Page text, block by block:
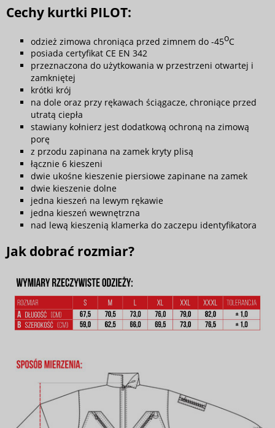
Cechy kurtki PILOT:
odzież zimowa chroniąca przed zimnem do -45oC
posiada certyfikat CE EN 342
przeznaczona do użytkowania w przestrzeni otwartej i
zamkniętej
krótki krój
na dole oraz przy rękawach ściągacze, chroniące przed
utratą ciepła
stawiany kołnierz jest dodatkową ochroną na zimową
porę
z przodu zapinana na zamek kryty plisą
łącznie 6 kieszeni
dwie ukośne kieszenie piersiowe zapinane na zamek
dwie kieszenie dolne
jedna kieszeń na lewym rękawie
jedna kieszeń wewnętrzna
nad lewą kieszenią klamerka do zaczepu identyfikatora
Jak dobrać rozmiar?